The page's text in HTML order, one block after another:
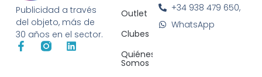
Publicidad a través
del objeto, más de
30 años en el sector.
Outlet
Clubes
Quiénes
Somos
+34 938 479 650,
WhatsApp